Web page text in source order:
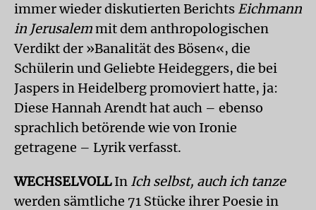
immer wieder diskutierten Berichts Eichmann
in Jerusalemmit dem anthropologischen
Verdikt der »Banalität des Bösen«, die
Schülerin und Geliebte Heideggers, die bei
Jaspers in Heidelberg promoviert hatte, ja:
Diese Hannah Arendt hat auch – ebenso
sprachlich betörende wie von Ironie
getragene – Lyrik verfasst.
WECHSELVOLLIn Ich selbst, auch ich tanze
werden sämtliche 71 Stücke ihrer Poesie in